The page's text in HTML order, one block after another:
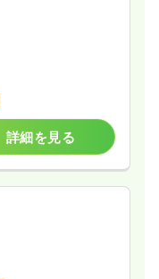
詳細を見る